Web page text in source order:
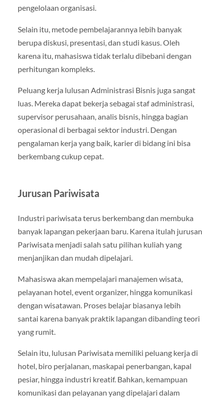
pengelolaan organisasi.
Selain itu, metode pembelajarannya lebih banyak
berupa diskusi, presentasi, dan studi kasus. Oleh
karena itu, mahasiswa tidak terlalu dibebani dengan
perhitungan kompleks.
Peluang kerja lulusan Administrasi Bisnis juga sangat
luas. Mereka dapat bekerja sebagai staf administrasi,
supervisor perusahaan, analis bisnis, hingga bagian
operasional di berbagai sektor industri. Dengan
pengalaman kerja yang baik, karier di bidang ini bisa
berkembang cukup cepat.
Jurusan Pariwisata
Industri pariwisata terus berkembang dan membuka
banyak lapangan pekerjaan baru. Karena itulah jurusan
Pariwisata menjadi salah satu pilihan kuliah yang
menjanjikan dan mudah dipelajari.
Mahasiswa akan mempelajari manajemen wisata,
pelayanan hotel, event organizer, hingga komunikasi
dengan wisatawan. Proses belajar biasanya lebih
santai karena banyak praktik lapangan dibanding teori
yang rumit.
Selain itu, lulusan Pariwisata memiliki peluang kerja di
hotel, biro perjalanan, maskapai penerbangan, kapal
pesiar, hingga industri kreatif. Bahkan, kemampuan
komunikasi dan pelayanan yang dipelajari dalam